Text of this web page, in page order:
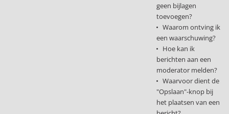
geen bijlagen
toevoegen?
Waarom ontving ik
een waarschuwing?
Hoe kan ik
berichten aan een
moderator melden?
Waarvoor dient de
"Opslaan"-knop bij
het plaatsen van een